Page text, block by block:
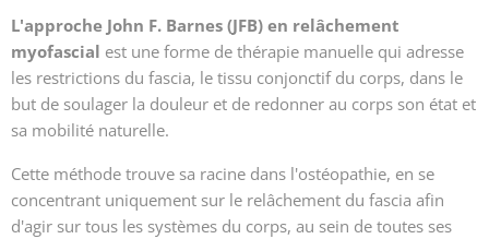
L'approche John F. Barnes (JFB) en relâchement
myofascial est une forme de thérapie manuelle qui adresse
les restrictions du fascia, le tissu conjonctif du corps, dans le
but de soulager la douleur et de redonner au corps son état et
sa mobilité naturelle.
Cette méthode trouve sa racine dans l'ostéopathie, en se
concentrant uniquement sur le relâchement du fascia afin
d'agir sur tous les systèmes du corps, au sein de toutes ses